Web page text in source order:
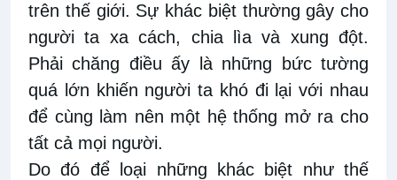
trên thế giới. Sự khác biệt thường gây cho
người ta xa cách, chia lìa và xung đột.
Phải chăng điều ấy là những bức tường
quá lớn khiến người ta khó đi lại với nhau
để cùng làm nên một hệ thống mở ra cho
tất cả mọi người.
Do đó để loại những khác biệt như thế